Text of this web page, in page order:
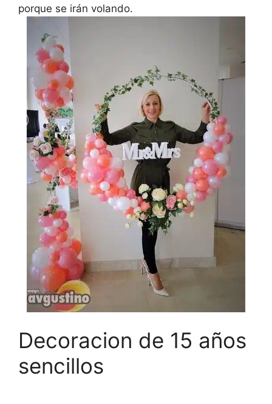
porque se irán volando.
Decoracion de 15 años
sencillos